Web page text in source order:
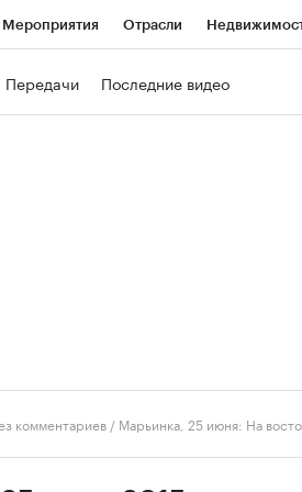
Мероприятия Отрасли
Передачи Последние видео
комментариев / Марьинка, 25 июня: На